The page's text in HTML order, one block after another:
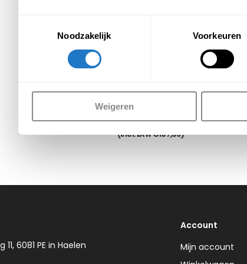
Noodzakelijk
Voorkeuren
Weigeren
Kantinestoel Easy –
stapelbaar
€89,00
(Incl. btw€107,69)
6081 PE in Haelen
Account
Mijn account